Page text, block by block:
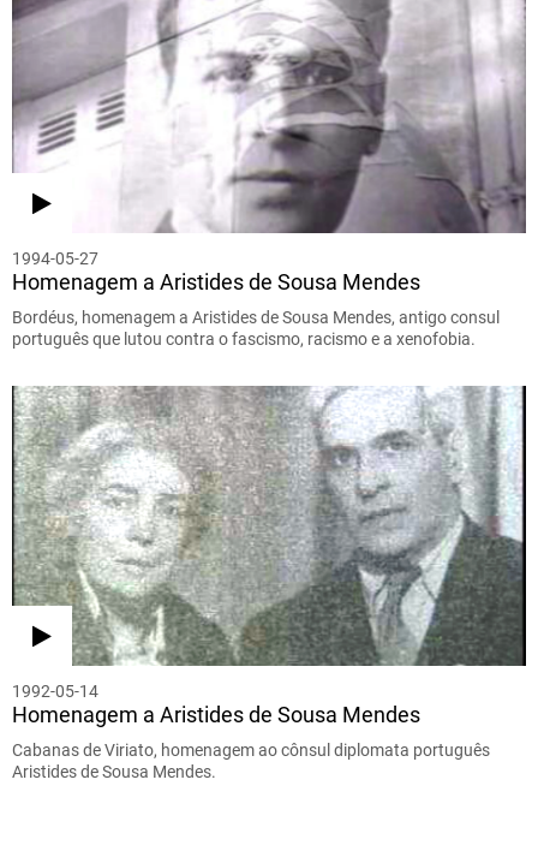
1994-05-27
Homenagem a Aristides de Sousa Mendes
Bordéus, homenagem a Aristides de Sousa Mendes, antigo consul
português que lutou contra o fascismo, racismo e a xenofobia.
1992-05-14
Homenagem a Aristides de Sousa Mendes
Cabanas de Viriato, homenagem ao cônsul diplomata português
Aristides de Sousa Mendes.